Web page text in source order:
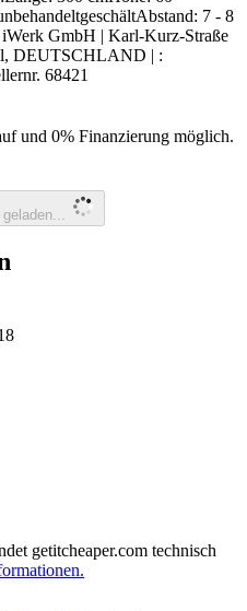
7 - 8
GmbH | Karl-Kurz-Straße
DEUTSCHLAND | :
68421
und 0% Finanzierung möglich.
getitcheaper.com technisch